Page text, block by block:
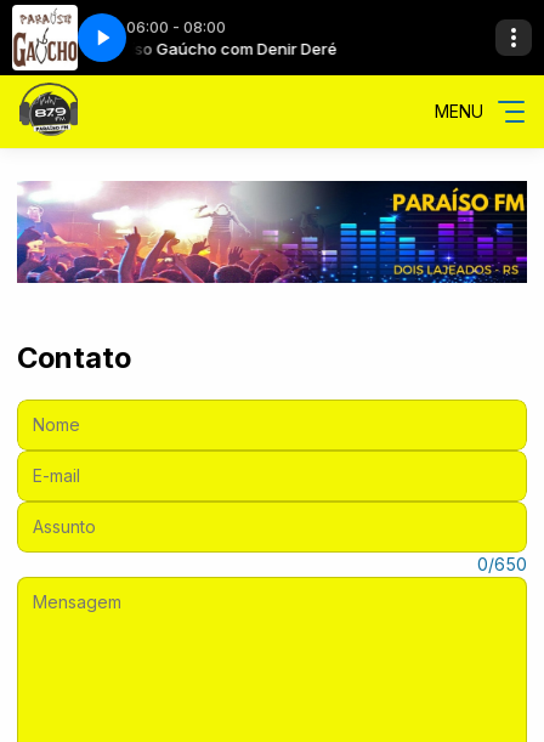
06:00 - 08:00
Paraíso Gaúcho com Denir Deré
MENU
Contato
Nome:
E-mail:
Assunto:
0/650